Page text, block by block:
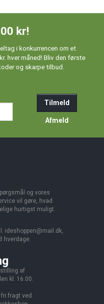
kr!
i konkurrencen om et
hver måned! Bliv den første
og skarpe tilbud.
Tilmeld
Afmeld
og vores
vil gøre, hvad
hurtigst muligt.
ideshoppen@mail.dk,
hverdage.
af
kl. 16.00.
fri fragt ved